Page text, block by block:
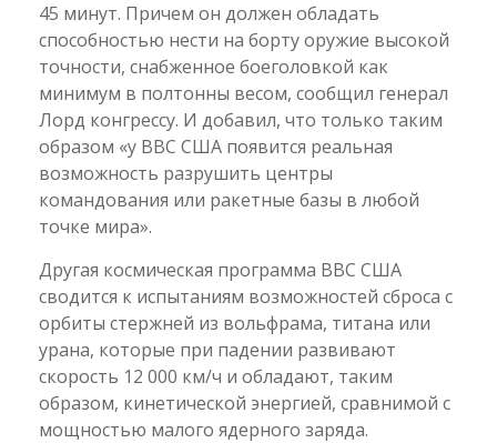
45 минут. Причем он должен обладать
способностью нести на борту оружие высокой
точности, снабженное боеголовкой как
минимум в полтонны весом, сообщил генерал
Лорд конгрессу. И добавил, что только таким
образом «у ВВС США появится реальная
возможность разрушить центры
командования или ракетные базы в любой
точке мира».
Другая космическая программа ВВС США
сводится к испытаниям возможностей сброса с
орбиты стержней из вольфрама, титана или
урана, которые при падении развивают
скорость 12 000 км/ч и обладают, таким
образом, кинетической энергией, сравнимой с
мощностью малого ядерного заряда.